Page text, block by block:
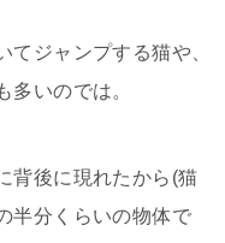
ジャンプする猫や、
多いのでは。
背後に現れたから(猫
半分くらいの物体で